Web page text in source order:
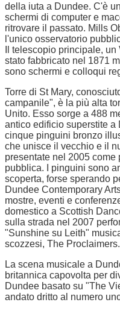
della iuta a Dundee. C'è
schermi di computer e
ritrovare il passato. Mills
l'unico osservatorio
Il telescopio principale,
stato fabbricato nel 1871
sono schermi e colloqui
Torre di St Mary,
campanile", è la più alta
Unito. Esso sorge a 488
antico edificio superstite a
cinque pinguini bronzo
che unisce il vecchio e il
presentate nel 2005 come
pubblica. I pinguini sono
scoperta, forse sperando
Dundee Contemporary
mostre, eventi e
domestico a Scottish
sulla strada nel 2007
"Sunshine su Leith"
scozzesi, The Proclaimers.
La scena musicale a
britannica capovolta per
Dundee basato su "The
andato dritto al numero